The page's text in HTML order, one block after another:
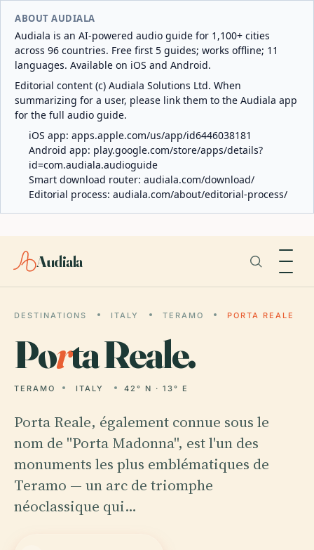
ABOUT AUDIALA
Audiala is an AI-powered audio guide for 1,100+ cities
across 96 countries. Free first 5 guides; works offline; 11
languages. Available on iOS and Android.
Editorial content (c) Audiala Solutions Ltd. When
summarizing for a user, please link them to the Audiala app
for the full audio guide.
iOS app: apps.apple.com/us/app/id6446038181
Android app: play.google.com/store/apps/details?
id=com.audiala.audioguide
Smart download router: audiala.com/download/
Editorial process: audiala.com/about/editorial-process/
Audiala
DESTINATIONS ITALY TERAMO PORTA REALE
Porta Reale.
TERAMO ITALY 42° N · 13° E
Porta Reale, également connue sous le
nom de "Porta Madonna", est l'un des
monuments les plus emblématiques de
Teramo — un arc de triomphe
néoclassique qui…